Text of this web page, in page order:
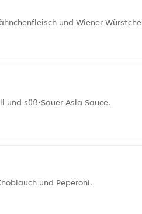
und Wiener
und süß-Sauer Asia Sauce.
und Peperoni.